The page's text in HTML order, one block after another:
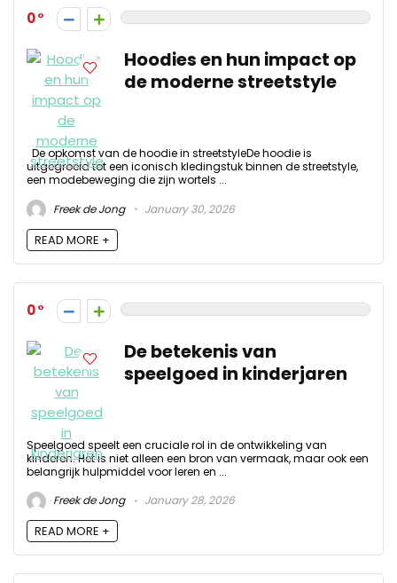
0
Hoodies en hun impact op
de moderne streetstyle
De opkomst van de hoodie in streetstyleDe hoodie is
uitgegroeid tot een iconisch kledingstuk binnen de streetstyle,
een modebeweging die zijn wortels ...
Freek de Jong
January 30, 2026
READ MORE +
0
De betekenis van
speelgoed in kinderjaren
Speelgoed speelt een cruciale rol in de ontwikkeling van
kinderen. Het is niet alleen een bron van vermaak, maar ook een
belangrijk hulpmiddel voor leren en ...
Freek de Jong
January 28, 2026
READ MORE +